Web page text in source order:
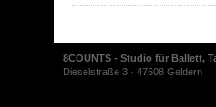
8COUNTS - Studio für Ballett,
Dieselstraße 3 · 47608 Geldern